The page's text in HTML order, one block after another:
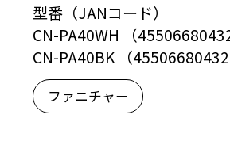
型番（JANコード）
CN-PA40WH （
CN-PA40BK （
ファニチャー